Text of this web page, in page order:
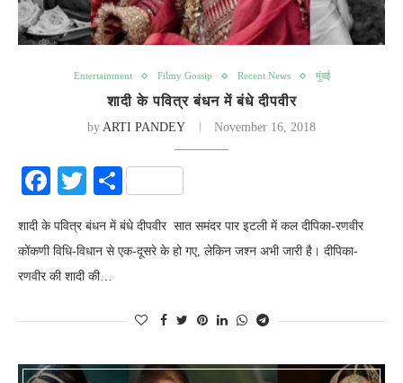
Entertainment Filmy Gossip Recent News मुंबई
शादी के पवित्र बंधन में बंधे दीपवीर
by ARTI PANDEY November 16, 2018
Facebook
Twitter
Share
शादी के पवित्र बंधन में बंधे दीपवीर सात समंदर पार इटली में कल दीपिका-रणवीर
कोंकणी विधि-विधान से एक-दूसरे के हो गए, लेकिन जश्न अभी जारी है। दीपिका-
रणवीर की शादी की…